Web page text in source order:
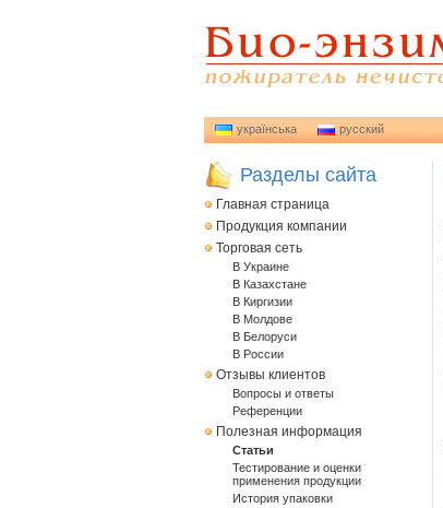
українська русский
Разделы сайта
Главная страница
Продукция компании
Торговая сеть
В Украине
В Казахстане
В Киргизии
В Молдове
В Белоруси
В России
Отзывы клиентов
Вопросы и ответы
Референции
Полезная информация
Статьи
Тестирование и оценки
применения продукции
История упаковки